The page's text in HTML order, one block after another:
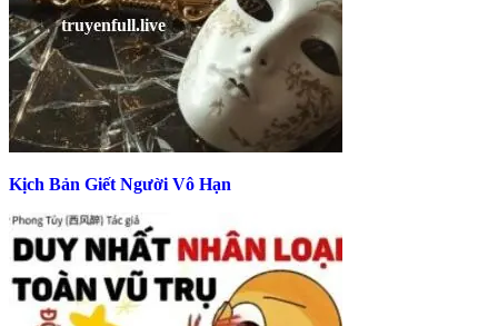
Kịch Bản Giết Người Vô Hạn